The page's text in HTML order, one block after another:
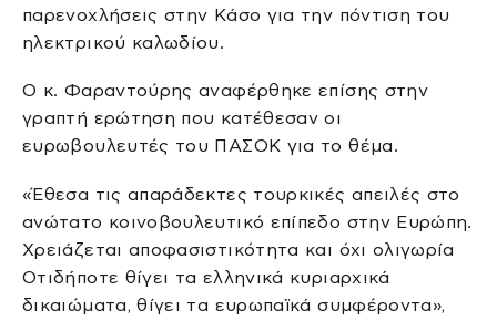
παρενοχλήσεις στην Κάσο για την πόντιση του
ηλεκτρικού καλωδίου.
Ο κ. Φαραντούρης αναφέρθηκε επίσης στην
γραπτή ερώτηση που κατέθεσαν οι
ευρωβουλευτές του ΠΑΣΟΚ για το θέμα.
«Έθεσα τις απαράδεκτες τουρκικές απειλές στο
ανώτατο κοινοβουλευτικό επίπεδο στην Ευρώπη.
Χρειάζεται αποφασιστικότητα και όχι ολιγωρία
Οτιδήποτε θίγει τα ελληνικά κυριαρχικά
δικαιώματα, θίγει τα ευρωπαϊκά συμφέροντα»,